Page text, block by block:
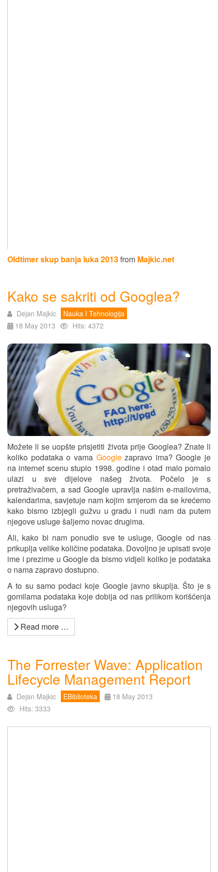
Oldtimer skup banja luka 2013from Majkic.net
Kako se sakriti od Googlea?
Dejan Majkic
Nauka I Tehnologija
18 May 2013
Hits: 4372
Možete li se uopšte prisjetiti života prije Googlea? Znate li
koliko podataka o vama Googlezapravo ima? Google je
na internet scenu stupio 1998. godine i otad malo pomalo
ulazi u sve dijelove našeg života. Počelo je s
pretraživačem, a sad Google upravlja našim e-mailovima,
kalendarima, savjetuje nam kojim smjerom da se krećemo
kako bismo izbjegli gužvu u gradu i nudi nam da putem
njegove usluge šaljemo novac drugima.
Ali, kako bi nam ponudio sve te usluge, Google od nas
prikuplja velike količine podataka. Dovoljno je upisati svoje
ime i prezime u Google da bismo vidjeli koliko je podataka
o nama zapravo dostupno.
A to su samo podaci koje Google javno skuplja. Što je s
gomilama podataka koje dobija od nas prilikom korišćenja
njegovih usluga?
Read more …
The Forrester Wave: Application
Lifecycle Management Report
Dejan Majkic EBiblioteka
18 May 2013
Hits: 3333